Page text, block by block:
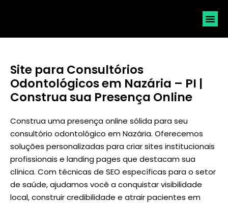
Site para Consultórios
Odontológicos em Nazária – PI |
Construa sua Presença Online
Construa uma presença online sólida para seu
consultório odontológico em Nazária. Oferecemos
soluções personalizadas para criar sites institucionais
profissionais e landing pages que destacam sua
clínica. Com técnicas de SEO específicas para o setor
de saúde, ajudamos você a conquistar visibilidade
local, construir credibilidade e atrair pacientes em